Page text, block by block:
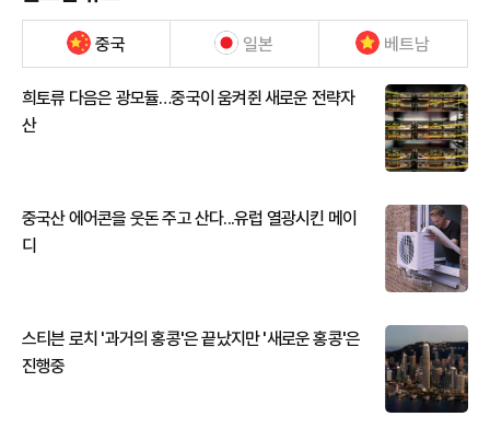
중국 일본 베트남
희토류 다음은 광모듈…중국이 움켜쥔 새로운 전략자
산
중국산 에어콘을 웃돈 주고 산다...유럽 열광시킨 메이
디
스티븐 로치 '과거의 홍콩'은 끝났지만 '새로운 홍콩'은
진행중